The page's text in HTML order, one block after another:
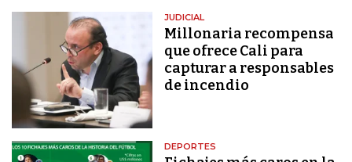
JUDICIAL
Millonaria recompensa
que ofrece Cali para
capturar a responsables
de incendio
DEPORTES